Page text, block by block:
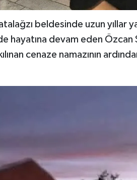
beldesinde uzun yıllar
hayatına devam eden Özcan
cenaze namazının